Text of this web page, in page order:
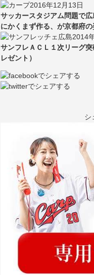
2016年12月13日
サッカースタジアム問題で
にかくまず作る、が京都府
2014
サンフレＡＣＬ１次リーグ
レゼント）
シ